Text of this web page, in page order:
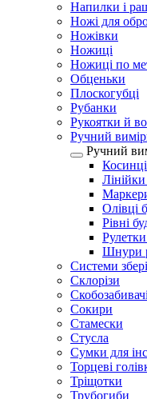
Напилки і
Ножі для
Ножівки
Ножиці
Ножиці по
Обценьки
Плоскогубці
Рубанки
Рукоятки й
Ручний
Ручний
Косинці
Лінійки
Олівці
Рівні
Шнури
Системи
Склорізи
Скобозабивачі
Сокири
Стамески
Стусла
Сумки для
Торцеві
Тріщотки
Трубогиби